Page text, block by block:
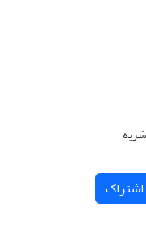
اشتراک